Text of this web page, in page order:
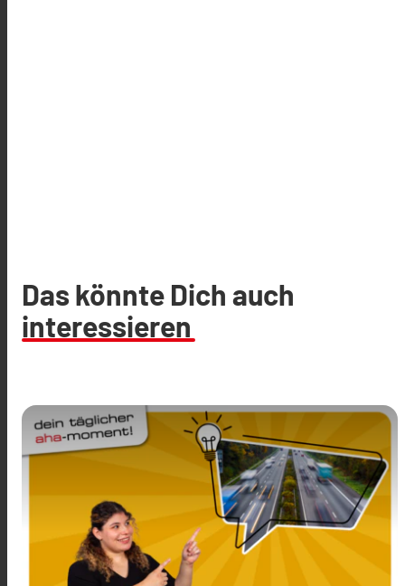
Das könnte Dich auch
interessieren